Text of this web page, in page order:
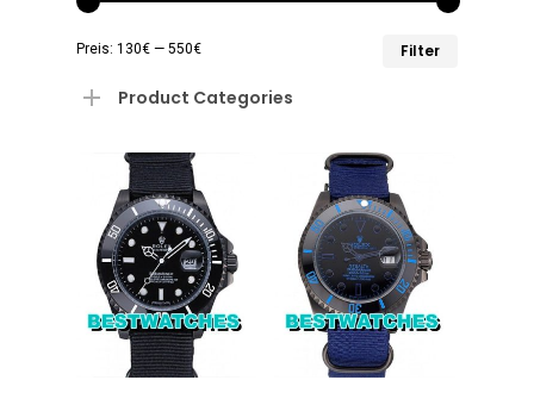
Filter
Preis: 130€ — 550€
Product Categories